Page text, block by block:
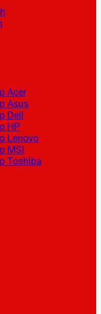
Acer
Asus
Dell
HP
Lenovo
MSI
Toshiba